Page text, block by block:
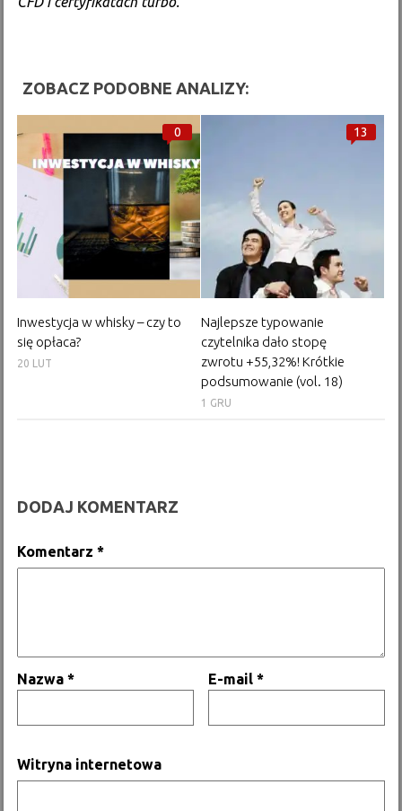
ZOBACZ PODOBNE ANALIZY:
0
Inwestycja w whisky – czy to
się opłaca?
20 LUT
13
Najlepsze typowanie
czytelnika dało stopę
zwrotu +55,32%! Krótkie
podsumowanie (vol. 18)
1 GRU
DODAJ KOMENTARZ
Komentarz*
Nazwa* E-mail*
Witryna internetowa